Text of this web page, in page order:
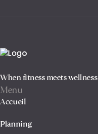
When fitness meets wellness
Menu
Accueil
Planning